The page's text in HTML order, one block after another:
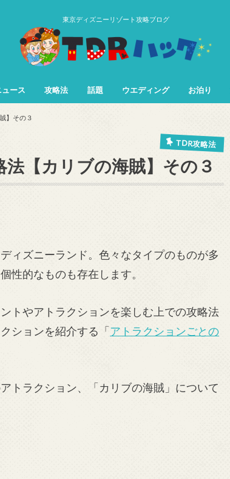
東京ディズニーリゾート攻略ブログ
ュース 攻略法 話題 ウエディング お泊り
】その３
TDR攻略法
【カリブの海賊】その３
ィズニーランド。色々なタイプのものが多
性的なものも存在します。
トやアトラクションを楽しむ上での攻略法
ションを紹介する「アトラクションごとの
トラクション、「カリブの海賊」について